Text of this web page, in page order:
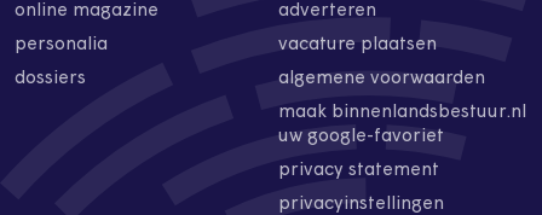
online magazine
personalia
dossiers
adverteren
vacature plaatsen
algemene voorwaarden
maak binnenlandsbestuur.nl
uw google-favoriet
privacy statement
privacyinstellingen